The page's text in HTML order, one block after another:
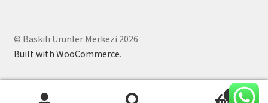
© Baskılı Ürünler Merkezi 2026
Built with WooCommerce.